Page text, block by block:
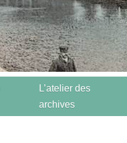
L’atelier des
archives